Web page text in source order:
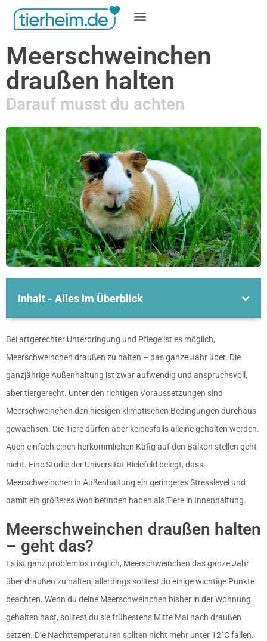
Meerschweinchen
draußen halten
Darauf musst du achten
Inhalt - Alles im Überblick
Bei artgerechter Unterbringung und Pflege ist es möglich,
Meerschweinchen draußen zu halten – das ganze Jahr über. Die
ganzjährige Außenhaltung ist zwar aufwendig und anspruchsvoll,
aber tiergerecht. Unter den richtigen Voraussetzungen sind
Meerschweinchen den hiesigen klimatischen Bedingungen durchaus
gewachsen. Die Tiere dürfen aber keinesfalls alleine gehalten werden.
Auch einfach einen herkömmlichen Käfig auf den Balkon stellen geht
nicht. Eine Studie der Universität Bielefeld belegt, dass
Meerschweinchen in Außenhaltung ein geringeres Stresslevel und
damit ein größeres Wohlbefinden haben als Tiere in Innenhaltung.
Meerschweinchen draußen halten
– geht das?
Es ist ganz problemlos möglich, Meerschweinchen das ganze Jahr
über draußen zu halten, allerdings solltest du einige wichtige Punkte
beachten. Wenn du deine Meerschweinchen bisher in der Wohnung
gehalten hast, solltest du sie frühestens Mitte Mai nach draußen
setzen. Die Nachttemperaturen sollten nicht mehr unter 12°C fallen.